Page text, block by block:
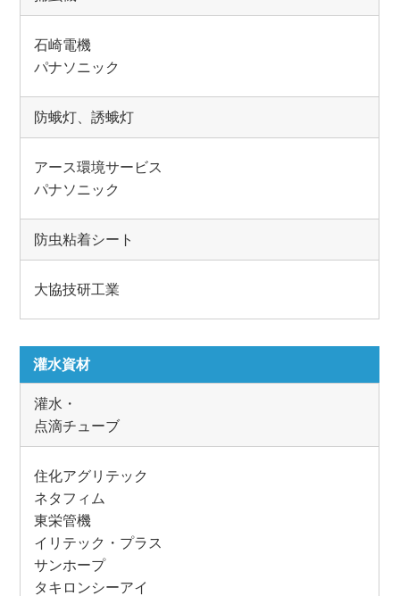
石崎電機
パナソニック
防蛾灯、誘蛾灯
アース環境サービス
パナソニック
防虫粘着シート
大協技研工業
灌水資材
灌水・
点滴チューブ
住化アグリテック
ネタフィム
東栄管機
イリテック・プラス
サンホープ
タキロンシーアイ